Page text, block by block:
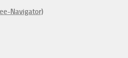
Navigator)